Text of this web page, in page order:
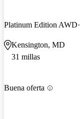
Platinum Edition AWD
Kensington, MD
31 millas
Buena oferta